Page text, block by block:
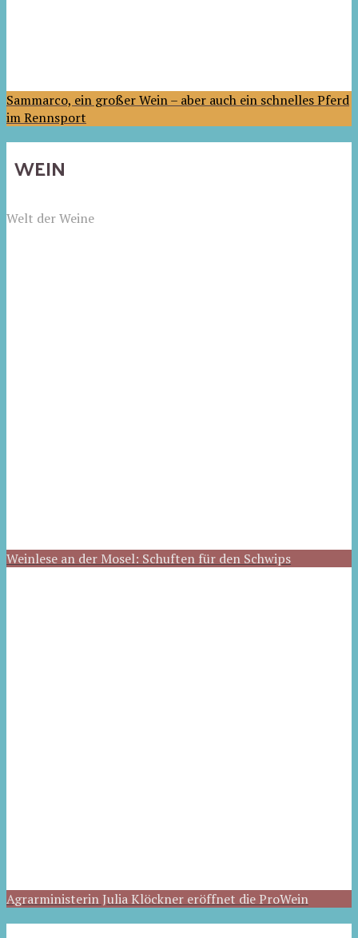
Sammarco, ein großer Wein – aber auch ein schnelles Pferd
im Rennsport
WEIN
Welt der Weine
Weinlese an der Mosel: Schuften für den Schwips
Agrarministerin Julia Klöckner eröffnet die ProWein